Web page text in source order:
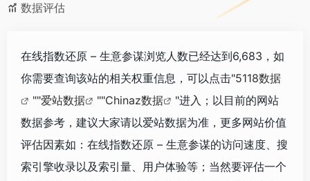
数据评估
在线指数还原 – 生意参谋浏览人数已经达到6,683，如
你需要查询该站的相关权重信息，可以点击"5118数据
""爱站数据 ""Chinaz数据
"进入；以目前的网站
数据参考，建议大家请以爱站数据为准，更多网站价值
评估因素如：在线指数还原 – 生意参谋的访问速度、搜
索引擎收录以及索引量、用户体验等；当然要评估一个